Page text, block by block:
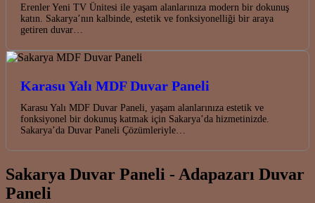
Erenler Yeni TV Ünitesi ile yaşam alanlarınıza modern bir dokunuş
katın. Sakarya’nın kalbinde, estetik ve fonksiyonelliği bir araya
getiren duvar…
Karasu Yalı MDF Duvar Paneli
Karasu Yalı MDF Duvar Paneli, yaşam alanlarınıza estetik ve
fonksiyonel bir dokunuş katmak için Sakarya’da hizmetinizde.
Sakarya’da Duvar Paneli Çözümleriyle…
Sakarya Duvar Paneli - Adapazarı Duvar
Paneli